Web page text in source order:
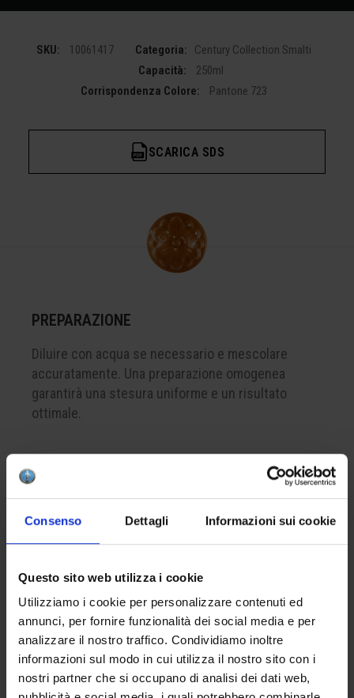
Consenso Dettagli Informazioni sui cookie
Questo sito web utilizza i cookie
Utilizziamo i cookie per personalizzare contenuti ed
annunci, per fornire funzionalità dei social media e per
analizzare il nostro traffico. Condividiamo inoltre
informazioni sul modo in cui utilizza il nostro sito con i
nostri partner che si occupano di analisi dei dati web,
SKU: 10061417 Categoria:
Century Collection Smalti
Capacità:
250ml
Corrispondenza Colore:
Pantone 723
SCARICA SDS
PREPARAZIONE
Diluire con acqua se necessario e mescolare
accuratamente. Una preparazione omogenea
garantirà una stesura uniforme e un risultato
ottimale.
Per comporre la tua box del colore, ricorda di
inserire nel carrello almeno 4 prodotti. Questo è il
confezione.
APPLICAZIONE
Applicare da una a tre mani sul biscotto.
L’eventuale finitura con la cristallina apiombica